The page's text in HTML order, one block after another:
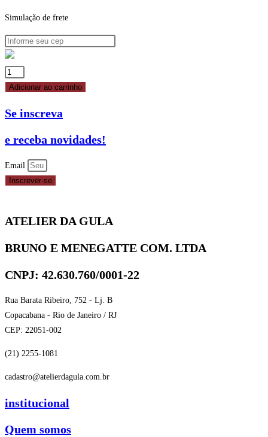
Simulação de frete
CREME
DE
COM
200gr
-
REF.:
Adicionar ao carrinho
Se inscreva
e receba novidades!
Email
Inscrever-se
ATELIER DA GULA
BRUNO E MENEGATTE COM. LTDA
CNPJ: 42.630.760/0001-22
Rua Barata Ribeiro, 752 - Lj. B
Copacabana - Rio de Janeiro / RJ
CEP: 22051-002
(21) 2255-1081
cadastro@atelierdagula.com.br
institucional
Quem somos